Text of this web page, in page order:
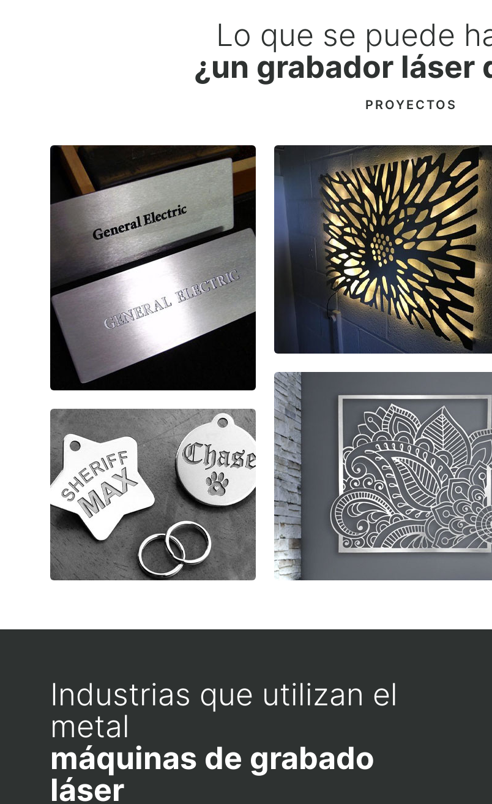
Lo que se puede
¿un grabador láser
PROYECTOS
Industrias que utilizan el
metal
máquinas de grabado
láser